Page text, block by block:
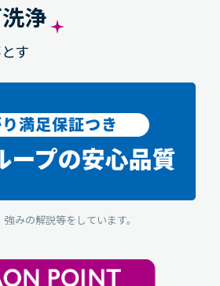
浄
す
みの解説等をしています。